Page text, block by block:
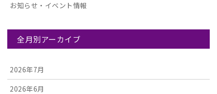
お知らせ・イベント情報
全月別アーカイブ
2026年7月
2026年6月